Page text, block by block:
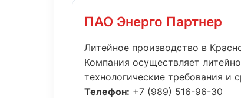
ПАО Энерго Партнер
Литейное производство в
Компания осуществляет
технологические требования и
Телефон: +7 (989) 516-96-30